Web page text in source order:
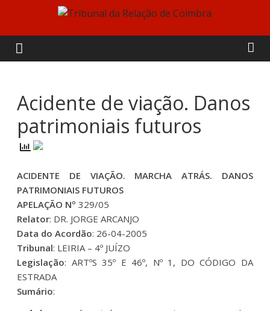
content
Tribunal
da
Relação
de
Coimbra
Acidente de viação. Danos
patrimoniais futuros
ACIDENTE DE VIAÇÃO. MARCHA ATRÁS. DANOS
PATRIMONIAIS FUTUROS
APELAÇÃO Nº 329/05
Relator: DR. JORGE ARCANJO
Data do Acordão: 26-04-2005
Tribunal: LEIRIA – 4º JUÍZO
Legislação: ARTºS 35º E 46º, Nº 1, DO CÓDIGO DA
ESTRADA
Sumário: